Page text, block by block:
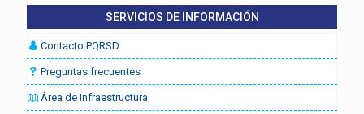
SERVICIOS DE INFORMACIÓN
Contacto PQRSD
Preguntas frecuentes
Área de Infraestructura